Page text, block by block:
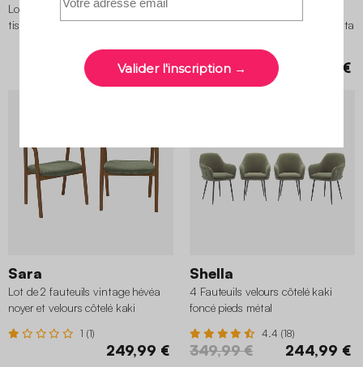
Lot de 2 fauteuils contemporain
tissu taupe
229,99 €
naturel et velours côtelé terracotta
249,99 €
Sara
Lot de 2 fauteuils vintage hévéa
noyer et velours côtelé kaki
1 (1)
249,99 €
Shella
4 Fauteuils velours côtelé kaki
foncé pieds métal
4.4 (18)
349,99 € 244,99 €